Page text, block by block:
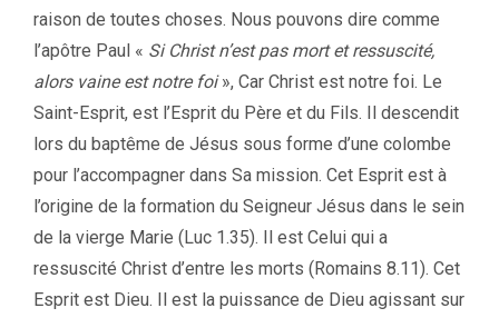
raison de toutes choses. Nous pouvons dire comme
l’apôtre Paul « Si Christ n’est pas mort et ressuscité,
alors vaine est notre foi», Car Christ est notre foi. Le
Saint-Esprit, est l’Esprit du Père et du Fils. Il descendit
lors du baptême de Jésus sous forme d’une colombe
pour l’accompagner dans Sa mission. Cet Esprit est à
l’origine de la formation du Seigneur Jésus dans le sein
de la vierge Marie (Luc 1.35). Il est Celui qui a
ressuscité Christ d’entre les morts (Romains 8.11). Cet
Esprit est Dieu. Il est la puissance de Dieu agissant sur